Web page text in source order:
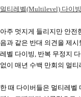
멀티레벨(Multilevel) 다이빙
아주 멋지게 들리지만 안전
음과 같은 반대 의견을 제
레벨 다이빙, 반복 무정지
없이 매년 수백 만회의 멀
한 때 다이버들은 멀티레벨